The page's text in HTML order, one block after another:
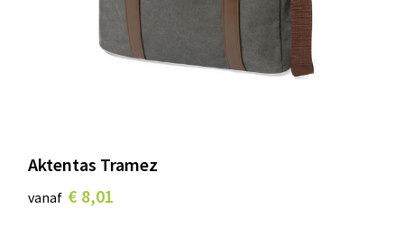
Aktentas Tramez
vanaf € 8,01